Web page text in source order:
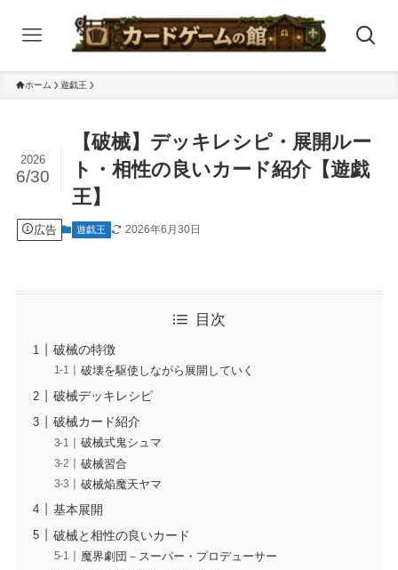
ホーム 遊戯王
【破械】デッキレシピ・展開ルー
ト・相性の良いカード紹介【遊戯
王】
2026
6/30
広告 遊戯王 2026年6月30日
目次
破械の特徴
破壊を駆使しながら展開していく
破械デッキレシピ
破械カード紹介
破械式鬼シュマ
破械習合
破械焔魔天ヤマ
基本展開
破械と相性の良いカード
魔界劇団－スーパー・プロデューサー